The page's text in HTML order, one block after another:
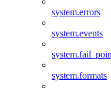
system.errors
system.events
system.formats